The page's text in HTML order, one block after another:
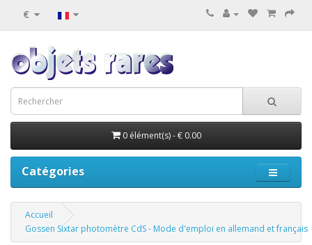
€
0 élément(s) - € 0.00
Catégories
Accueil
Gossen Sixtar photomètre CdS - Mode d'emploi en allemand et français